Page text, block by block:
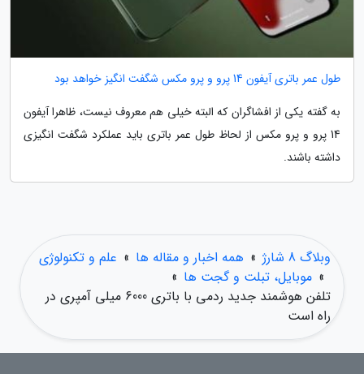
طول عمر باتری آیفون 14 پرو و پرو مکس شگفت انگیز خواهد بود
به گفته یکی از افشاگران که البته خیلی هم معروف نیست، ظاهرا آیفون
14 پرو و پرو مکس از لحاظ طول عمر باتری باید عملکرد شگفت انگیزی
داشته باشند.
وبلاگ 8 شارژ » همه اخبار و مقاله ها » علم و تکنولوژی
» موبایل، تبلت و گجت ها »
تلفن هوشمند جدید ردمی با باتری 6000 میلی آمپری در
راه است